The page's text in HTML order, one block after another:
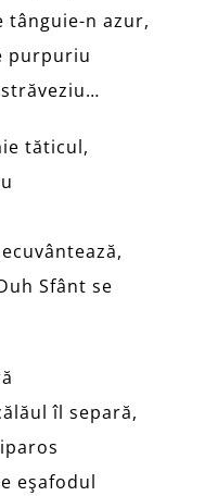
tânguie-n azur,
purpuriu
tăticul,
Sfânt se
îl separă,
eşafodul